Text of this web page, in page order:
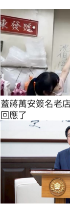
蓋蔣萬安簽名老
回應了